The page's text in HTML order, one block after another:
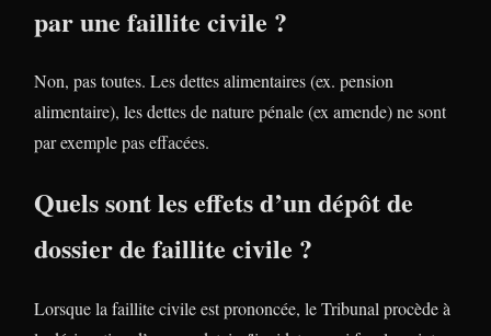
par une faillite civile ?
Non, pas toutes. Les dettes alimentaires (ex. pension
alimentaire), les dettes de nature pénale (ex amende) ne sont
par exemple pas effacées.
Quels sont les effets d’un dépôt de
dossier de faillite civile ?
Lorsque la faillite civile est prononcée, le Tribunal procède à